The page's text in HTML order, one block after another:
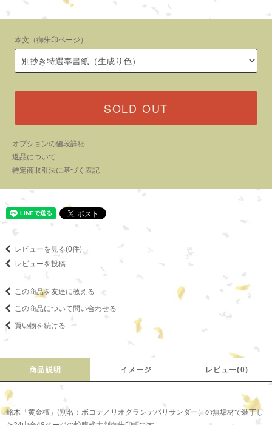
本文（御朱印ページ）
SOLD OUT
オプションの値段詳細
返品について
特定商取引法に基づく表記
レビューを見る(0件)
レビューを投稿
この商品を友達に教える
この商品について問い合わせる
買い物を続ける
商品説明 イメージ レビュー(0)
銘木「黄金檀」(別名：ボコテ／リオグランデパリサンダー）の無垢材で装丁し